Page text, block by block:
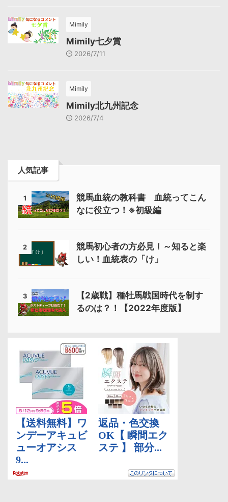
Mimily
Mimily七夕賞
2026/7/11
Mimily
Mimily北九州記念
2026/7/4
人気記事
1
競馬血統の教科書 血統ってこん
なに役立つ！※初級編
2
競馬初心者の方必見！～知ると楽
しい！血統表の「け」
3
【2歳戦】種牡馬戦国時代を制す
るのは？！【2022年度版】